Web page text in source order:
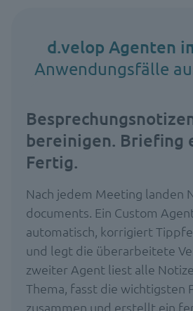
d.velop Agenten
Anwendungsfälle
bereinigen. Briefing
Fertig.
Nach jedem Meeting landen
documents. Ein Custom
automatisch, korrigiert
und legt die überarbeitete
zweiter Agent liest alle
Thema, fasst die wichtigsten
zusammen und erstellt ein